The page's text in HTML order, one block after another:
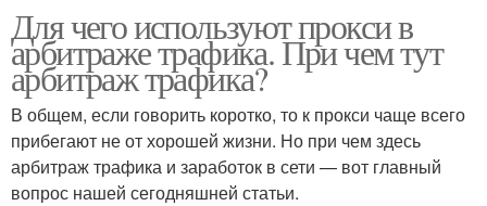
Для чего используют прокси в
арбитраже трафика. При чем тут
арбитраж трафика?
В общем, если говорить коротко, то к прокси чаще всего
прибегают не от хорошей жизни. Но при чем здесь
арбитраж трафика и заработок в сети — вот главный
вопрос нашей сегодняшней статьи.